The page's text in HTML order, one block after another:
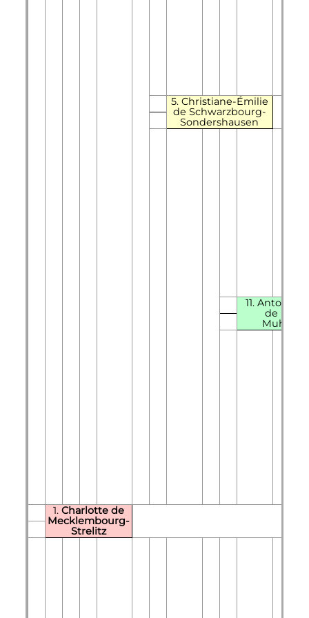
5. Christiane-Émilie
de Schwarzbourg-
Sondershausen
11. Antonie-
de
1. Charlotte de
Mecklembourg-
Strelitz